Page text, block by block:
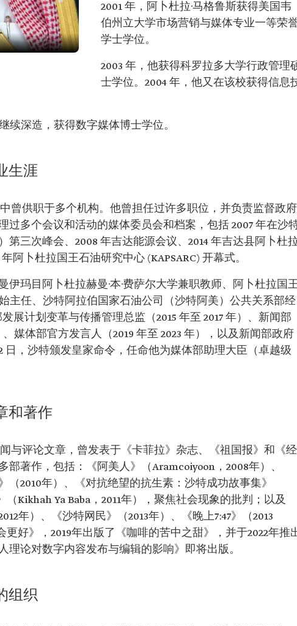
营销与媒体专
媒体博士学
传播管理总
交媒体先锋奖。
的阿拉伯论坛上
2001 年，阿卜杜拉·马格鲁斯获得美国韦
伯州立大学市场营销与媒体专业一等荣
学士学位。
2003 年，他获得科罗拉多大学行政管理
士学位。2004 年，他又在该校获得信息
续深造，获得数字媒体博士学位。
生涯
曾供职于多个机构。他曾担任过许多职位，并负责监督政府
过多个会议和活动的媒体委员会和档案，包括 2007 年在沙
第三次峰会、2008 年吉达能源会议、2014 年吉达县阿卜杜
阿卜杜拉国王石油研究中心 (KAPSARC) 开幕式。
伊玛目阿卜杜拉赫曼·本·费萨尔大学兼职教师、阿卜杜拉国
主任、沙特阿拉伯国家石油公司（沙特阿美）公共关系部经
展计划变革与传播管理总监（2015 年至 2017 年）、新闻部
媒体部官方发言人（2019 年至 2023 年），以及新闻部政府
日，沙特颁发皇家命令，任命他为媒体部助理大臣（卓越级
和著作
与评论文章，曾发表于《卡菲拉》杂志、《祖国报》和《经
著作，包括：《阿美人》（Aramcoiyoon，2008年）、
（2010年）、《对抗绝望的抗生素：沙特成功故事集》
（Kikhah Ya Baba，2011年），聚焦社会现象的批判；以及
年）、《沙特网民》（2013年）、《晚上7:47》（2013
更好》，2019年出版了《咖啡的苦中之甜》，并于2022年推
理论对数字内容发布与编辑的影响》即将出版。
组织